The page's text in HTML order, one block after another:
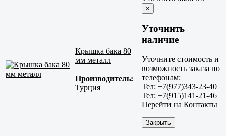
Крышка бака 80
мм металл
Производитель:
Турция
×
Уточнить
наличие
Уточните стоимость и
возможность заказа по
телефонам:
Тел: +7(977)343-23-40
Тел: +7(915)141-21-46
Перейти на Контакты
Закрыть